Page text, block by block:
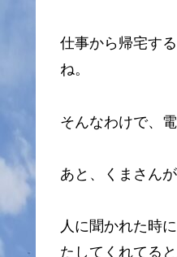
仕事から帰宅す
ね。
そんなわけで、
あと、くまさん
人に聞かれた時
たしてくれてると